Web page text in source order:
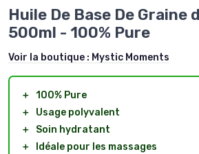
Huile De Base De Graine
500ml - 100% Pure
Voir la boutique : Mystic Moments
＋ 100% Pure
＋
Usage polyvalent
＋
Soin hydratant
＋
Idéale pour les massages